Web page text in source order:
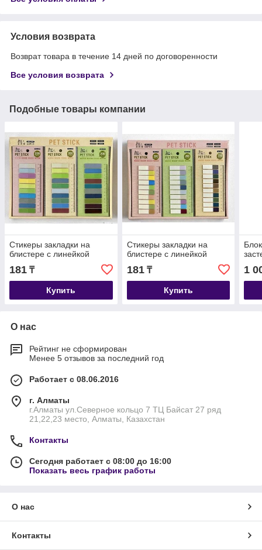
Условия возврата
Возврат товара в течение 14 дней по договоренности
Все условия возврата
Подобные товары компании
Стикеры закладки на
блистере с линейкой
181 ₸
Купить
Стикеры закладки на
блистере с линейкой
181₸
Купить
1
О нас
Рейтинг не сформирован
Менее 5 отзывов за последний год
Работает с 08.06.2016
г. Алматы
г.Алматы ул.Северное кольцо 7 ТЦ Байсат 27 ряд
21,22,23 место, Алматы, Казахстан
Контакты
Сегодня работает с 08:00 до 16:00
Показать весь график работы
О нас
Контакты